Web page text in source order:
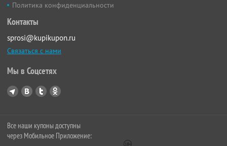
Политика конфиденциальности
Контакты
sprosi@kupikupon.ru
Связаться с нами
Мы в Соцсетях
Все наши купоны доступны
через Мобильное Приложение: